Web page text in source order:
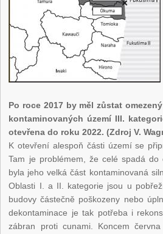
Po roce 2017 by měl zůstat
kontaminovaných území III.
otevřena do roku 2022. (Zdroj V.
K otevření alespoň části území se
Tam je problémem, že celé spadá
byla jeho velká část kontaminovaná
Oblasti I. a II. kategorie jsou u
budovy částečně poškozeny nebo
dekontaminace je tak potřeba i
zábran proti cunami. Koncem